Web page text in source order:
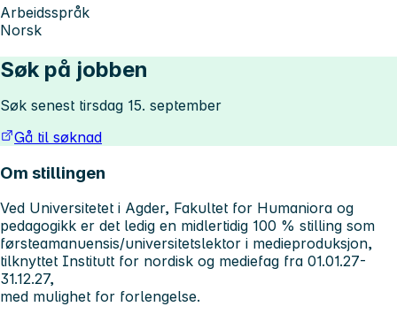
Arbeidsspråk
Norsk
Søk på jobben
Søk senest tirsdag 15. september
Gå til søknad
Om stillingen
Ved Universitetet i Agder, Fakultet for Humaniora og
pedagogikk er det ledig en midlertidig 100 % stilling som
førsteamanuensis/universitetslektor i medieproduksjon,
tilknyttet Institutt for nordisk og mediefag fra 01.01.27-
31.12.27,
med mulighet for forlengelse.